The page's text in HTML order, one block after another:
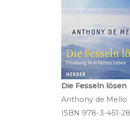
Die Fesseln lösen
Anthony de Mello
ISBN 978-3-451-